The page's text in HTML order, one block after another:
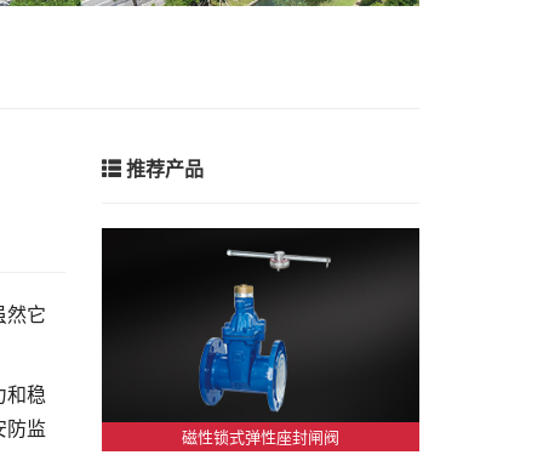
然它
和稳
防监
推荐产品
磁性锁式弹性座封闸阀